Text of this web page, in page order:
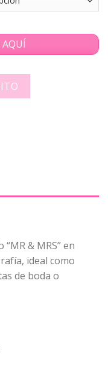
& MRS” en
ideal como
de boda o